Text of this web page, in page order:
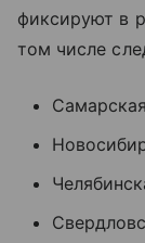
фиксируют в
том числе